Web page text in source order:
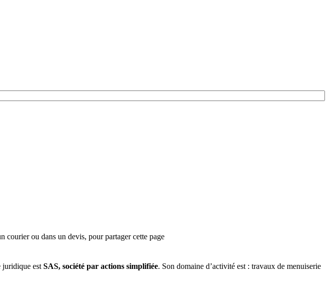
courier ou dans un devis, pour partager cette page
juridique est SAS, société par actions simplifiée. Son domaine d’activité est : travaux de menuiserie